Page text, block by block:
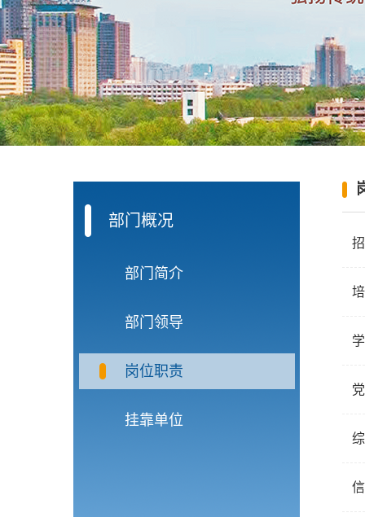
部门概况
部门简介
部门领导
岗位职责
挂靠单位